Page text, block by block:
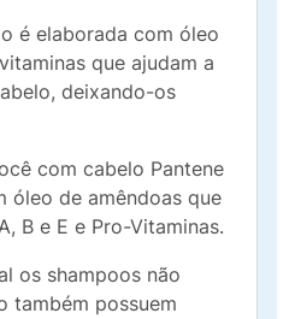
é elaborada com óleo
que ajudam a
deixando-os
com cabelo Pantene
óleo de amêndoas que
B e E e Pro-Vitaminas.
os shampoos não
também possuem